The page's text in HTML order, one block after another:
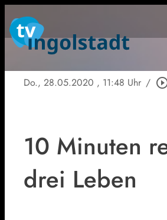
Do., 28.05.2020 , 11:48 Uhr /
10 Minuten
drei Leben